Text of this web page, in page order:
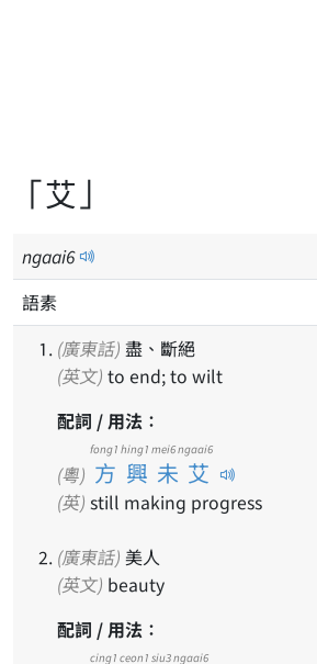
「艾」
ngaai6
語素
(廣東話) 盡、斷絕
(英文) to end; to wilt
配詞 / 用法：
(粵) 方興未艾
fong1 hing1 mei6 ngaai6
(英) still making progress
(廣東話) 美人
(英文) beauty
配詞 / 用法：
cing1 ceon1 siu3ngaai6